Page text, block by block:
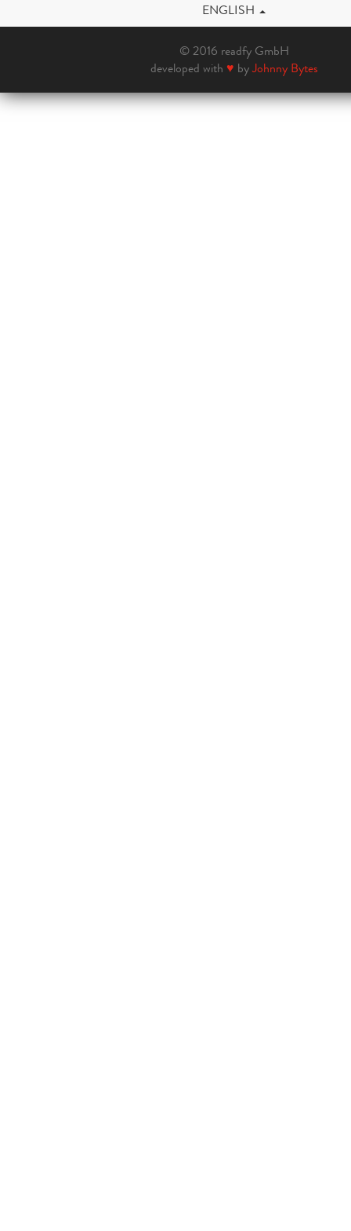
ENGLISH
© 2016 readfy GmbH
developed with ♥ byJohnny Bytes